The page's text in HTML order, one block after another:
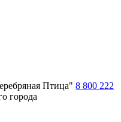
Птица" 8 800 222
города